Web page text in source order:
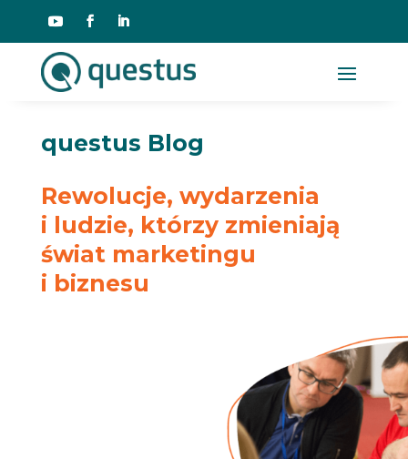
questus Blog
Rewolucje, wydarzenia
i ludzie, którzy zmieniają
świat marketingu
i biznesu